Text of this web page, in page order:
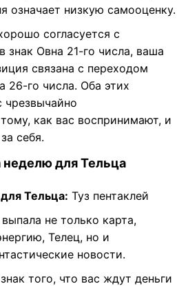
означает низкую самооценку.
согласуется с
знак Овна 21-го числа, ваша
связана с переходом
26-го числа. Оба этих
чрезвычайно
как вас воспринимают, и
себя.
неделю для Тельца
Тельца: Туз пентаклей
не только карта,
Телец, но и
новости.
того, что вас ждут деньги